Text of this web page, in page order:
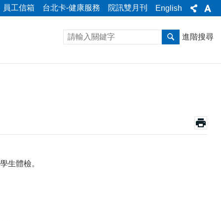
員工信箱 台北卡-健康服務 院訊雙月刊 English
進階搜尋
生體檢。